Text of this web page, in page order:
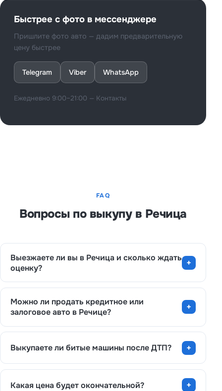
Быстрее с фото в мессенджере
Пришлите фото авто — дадим предварительную
цену быстрее
Telegram Viber WhatsApp
Ежедневно 9:00–21:00 — Контакты
FAQ
Вопросы по выкупу в Речица
Выезжаете ли вы в Речица и сколько ждать
оценку?
Можно ли продать кредитное или
залоговое авто в Речице?
Выкупаете ли битые машины после ДТП?
Какая цена будет окончательной?